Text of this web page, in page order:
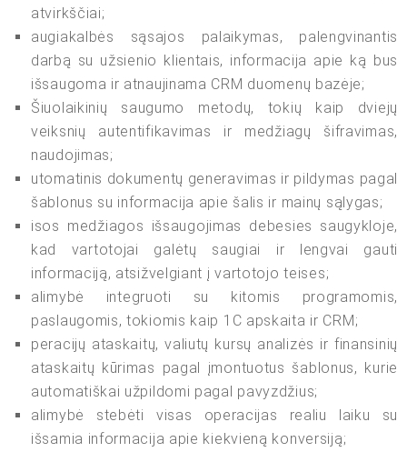
atvirkščiai;
augiakalbės sąsajos palaikymas, palengvinantis
darbą su užsienio klientais, informacija apie ką bus
išsaugoma ir atnaujinama CRM duomenų bazėje;
Šiuolaikinių saugumo metodų, tokių kaip dviejų
veiksnių autentifikavimas ir medžiagų šifravimas,
naudojimas;
utomatinis dokumentų generavimas ir pildymas pagal
šablonus su informacija apie šalis ir mainų sąlygas;
isos medžiagos išsaugojimas debesies saugykloje,
kad vartotojai galėtų saugiai ir lengvai gauti
informaciją, atsižvelgiant į vartotojo teises;
alimybė integruoti su kitomis programomis,
paslaugomis, tokiomis kaip 1C apskaita ir CRM;
peracijų ataskaitų, valiutų kursų analizės ir finansinių
ataskaitų kūrimas pagal įmontuotus šablonus, kurie
automatiškai užpildomi pagal pavyzdžius;
alimybė stebėti visas operacijas realiu laiku su
išsamia informacija apie kiekvieną konversiją;